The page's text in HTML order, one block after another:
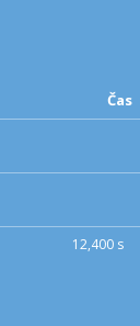
Čas
12,400 s